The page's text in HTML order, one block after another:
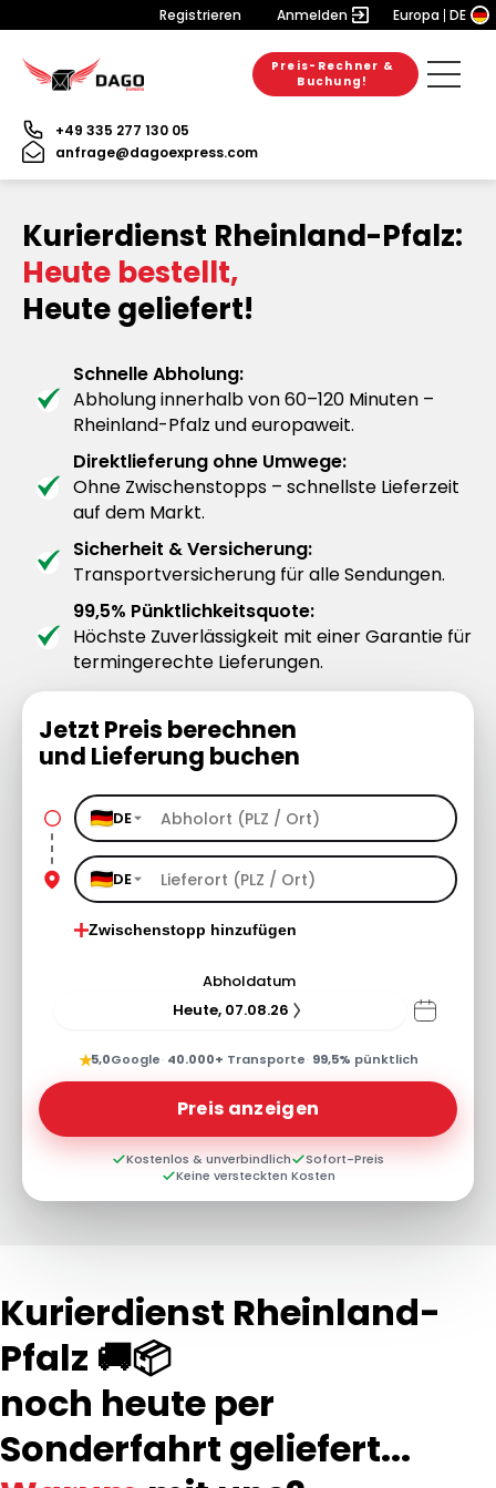
Registrieren Anmelden Europa DE
Preis-Rechner &
Buchung!
+49 335 277 130 05
anfrage@dagoexpress.com
Kurierdienst Rheinland-Pfalz:
Heute bestellt,
Heute geliefert!
Schnelle Abholung:
Abholung innerhalb von 60–120 Minuten –
Rheinland-Pfalz und europaweit.
Direktlieferung ohne Umwege:
Ohne Zwischenstopps – schnellste Lieferzeit
auf dem Markt.
Sicherheit & Versicherung:
Transportversicherung für alle Sendungen.
99,5% Pünktlichkeitsquote:
Höchste Zuverlässigkeit mit einer Garantie für
termingerechte Lieferungen.
Jetzt Preis berechnen
und Lieferung buchen
DE
DE
Zwischenstopp hinzufügen
Abholdatum
Heute, 07.08.26
★5,0Google· 40.000+ Transporte· 99,5% pünktlich
Preis anzeigen
Kostenlos & unverbindlich
Sofort-Preis
Keine versteckten Kosten
Kurierdienst Rheinland-
Pfalz 🚚📦
noch heute per
Sonderfahrt geliefert...